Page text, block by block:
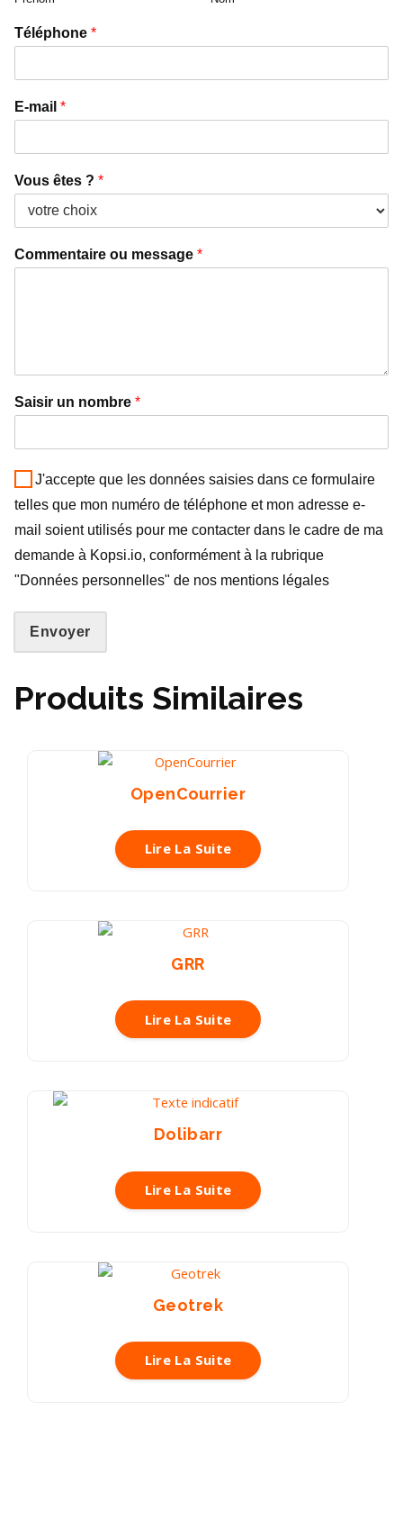
Téléphone *
E-mail *
Vous êtes ? *
Commentaire ou message *
Saisir un nombre *
J'accepte que les données saisies dans ce formulaire
telles que mon numéro de téléphone et mon adresse e-
mail soient utilisés pour me contacter dans le cadre de ma
demande à Kopsi.io, conformément à la rubrique
"Données personnelles" de nos mentions légales
Envoyer
Produits Similaires
OpenCourrier
Lire La Suite
GRR
Lire La Suite
Dolibarr
Lire La Suite
Geotrek
Lire La Suite